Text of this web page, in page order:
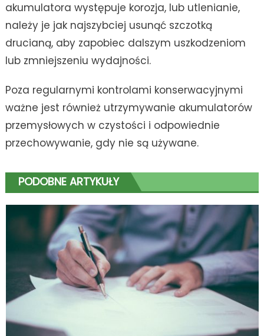
akumulatora występuje korozja, lub utlenianie,
należy je jak najszybciej usunąć szczotką
drucianą, aby zapobiec dalszym uszkodzeniom
lub zmniejszeniu wydajności.
Poza regularnymi kontrolami konserwacyjnymi
ważne jest również utrzymywanie akumulatorów
przemysłowych w czystości i odpowiednie
przechowywanie, gdy nie są używane.
PODOBNE ARTYKUŁY